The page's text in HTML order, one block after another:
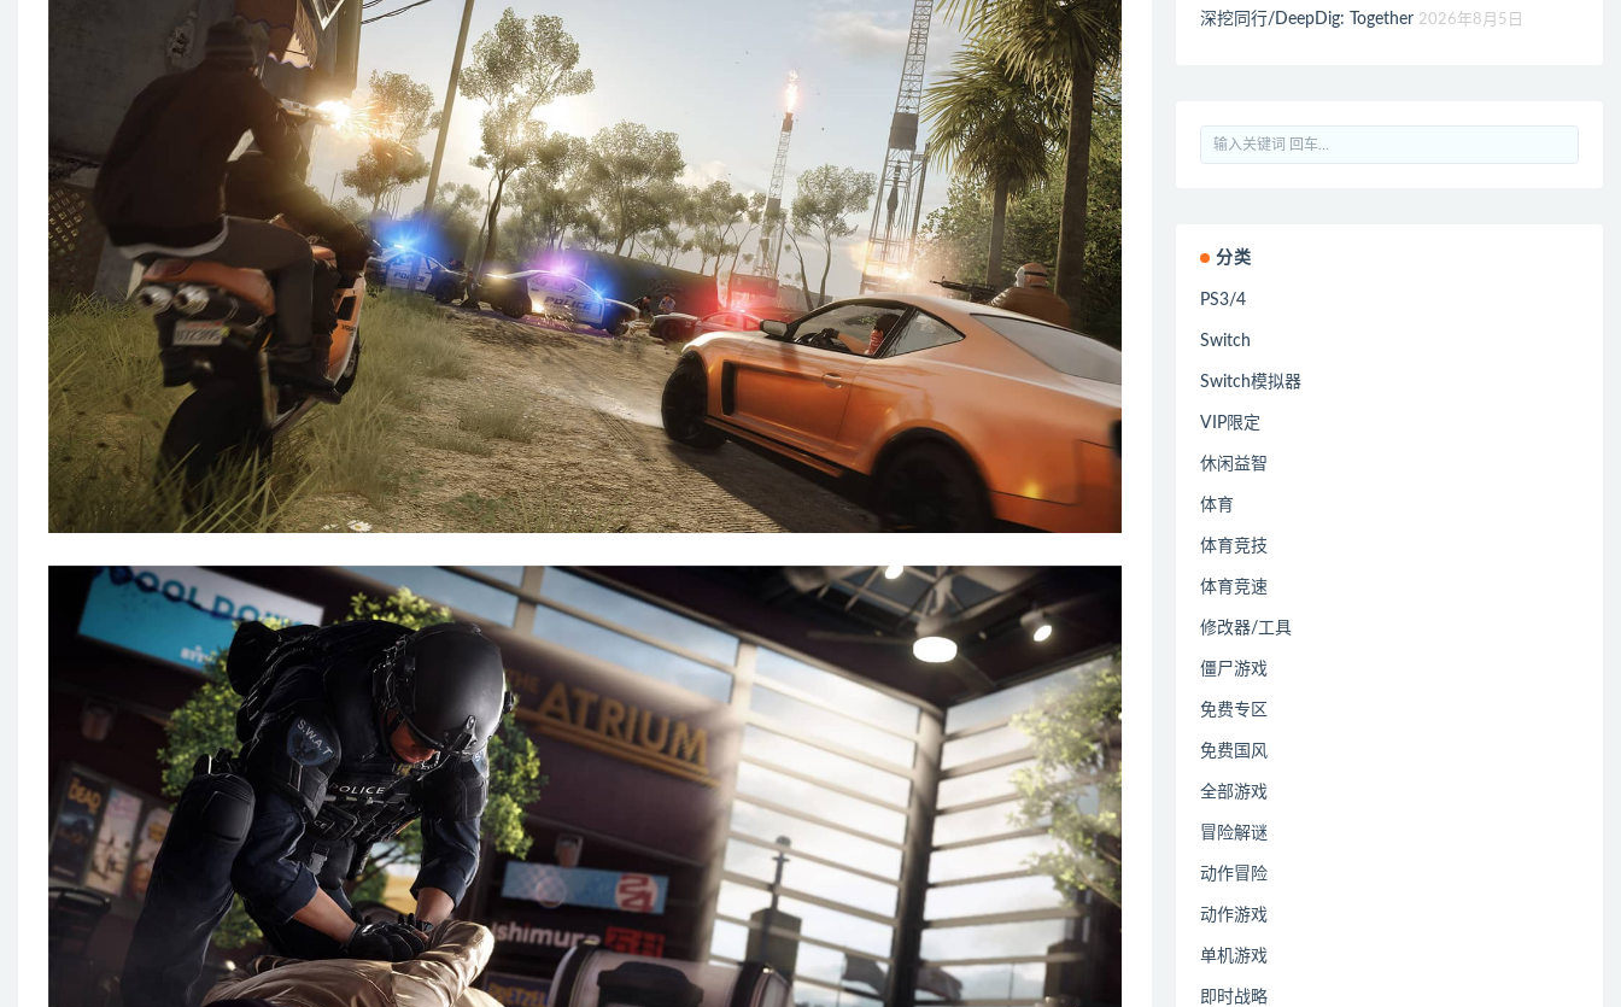
深挖同行/DeepDig: Together 2026年8月5日
分类
PS3/4
Switch
Switch模拟器
VIP限定
休闲益智
体育
体育竞技
体育竞速
修改器/工具
僵尸游戏
免费专区
免费国风
全部游戏
冒险解谜
动作冒险
动作游戏
单机游戏
即时战略